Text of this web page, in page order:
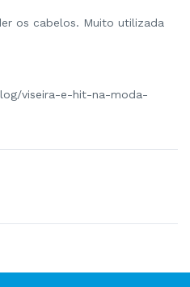
os cabelos. Muito utilizada
viseira-e-hit-na-moda-